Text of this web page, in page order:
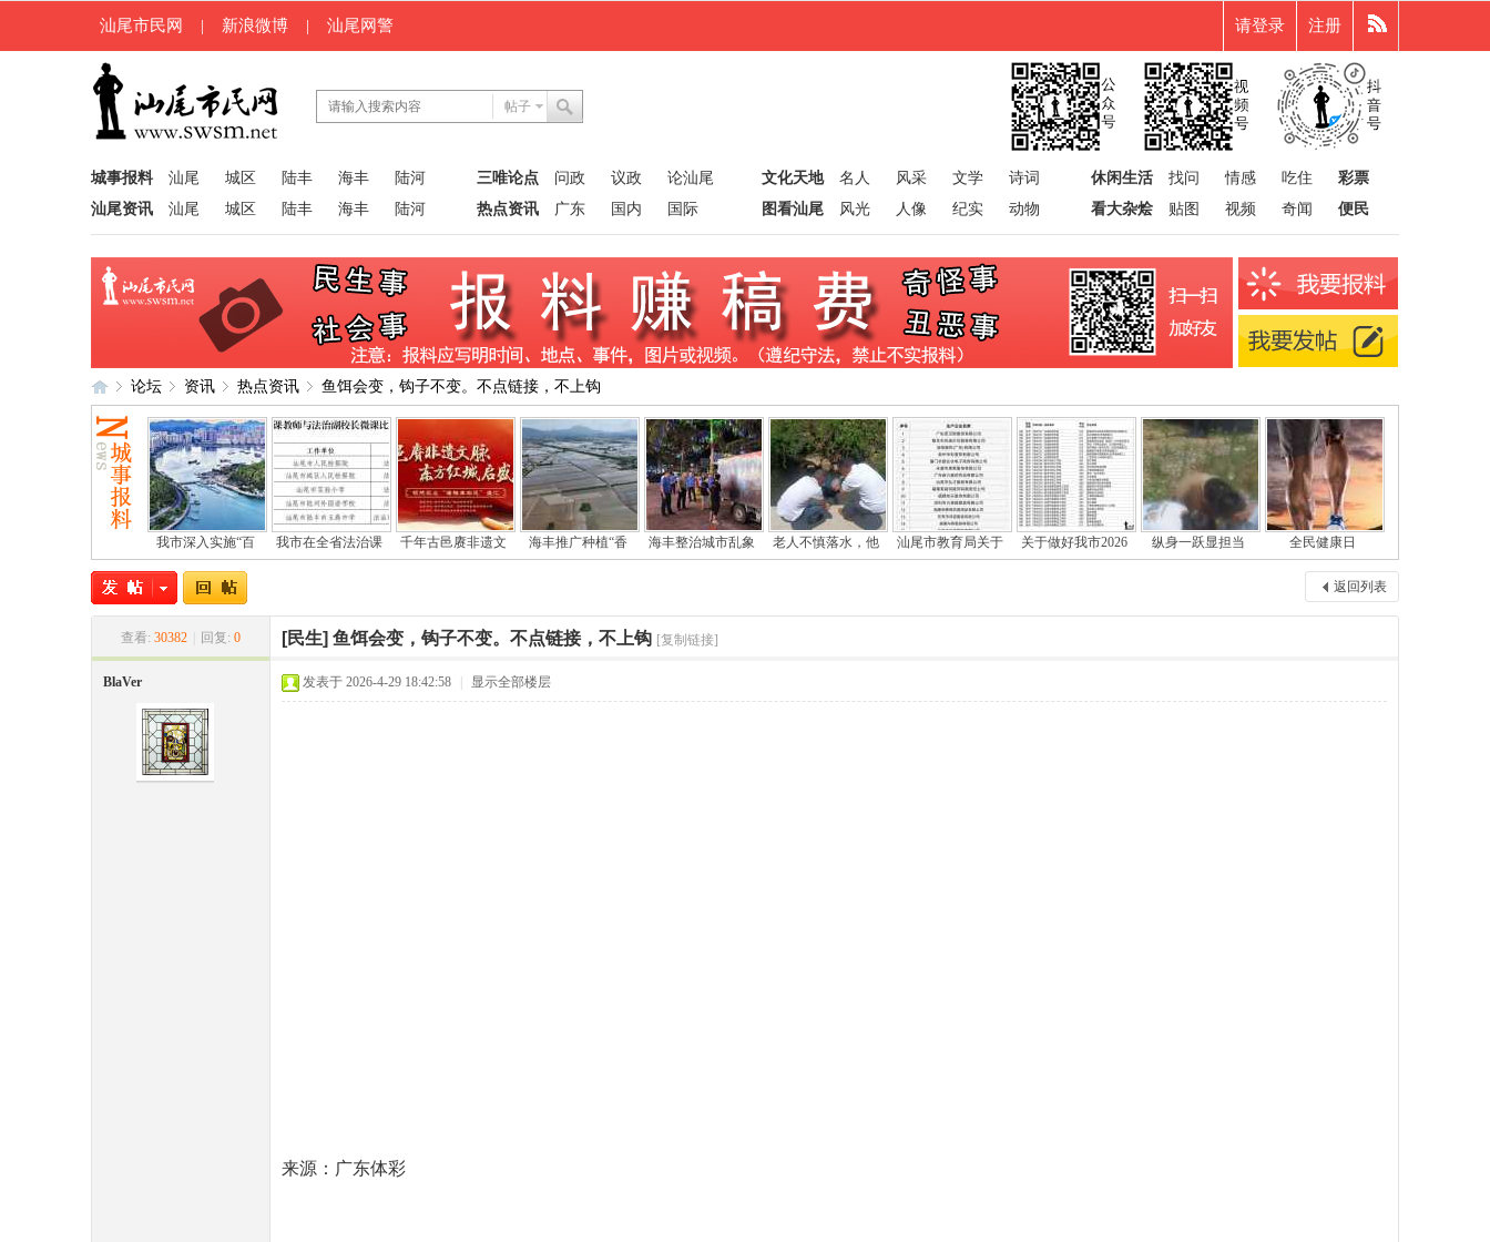
汕尾市民网 | 新浪微博 | 汕尾网警 请登录 注册
帖子
城事报料 汕尾 城区 陆丰 海丰
陆河
汕尾资讯
汕尾 城区 陆丰 海丰 陆河
三唯论点 问政 议政
论汕尾
热点资讯
广东 国内 国际
文化天地 名人 风采 文学
诗词
图看汕尾
风光 人像 纪实 动物
休闲生活 找问 情感 吃住
彩票
看大杂烩
贴图 视频 奇闻 便民
»
论坛
›
资讯
›
热点资讯
›
鱼饵会变，钩子不变。不点链接，不上钩
我市深入实施“百 我市在全省法治课 千年古邑赓非遗文 海丰推广种植“香 海丰整治城市乱象 老人不慎落水，他 汕尾市教育局关于 关于做好我市2026 纵身一跃显担当 全民健康日
返回列表
查看: 30382 回复: 0 [民生] 鱼饵会变，钩子不变。不点链接，不上钩 [复制链接]
BlaVer 发表于 2026-4-29 18:42:58 显示全部楼层
来源：广东体彩